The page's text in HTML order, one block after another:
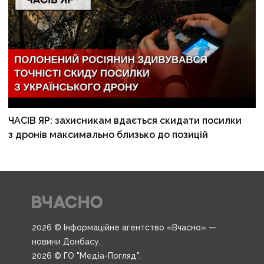
ЧАСІВ ЯР: захисникам вдається скидати посилки
з дронів максимально близько до позицій
2026 © Інформаційне агентство «Вчасно» —
новини Донбасу.
2026 © ГО "Медіа-Погляд".